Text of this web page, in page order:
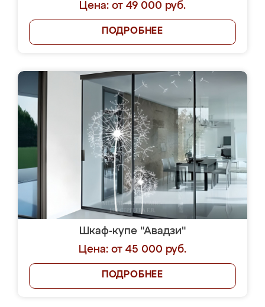
Цена: от 49 000 руб.
ПОДРОБНЕЕ
Шкаф-купе "Авадзи"
Цена: от 45 000 руб.
ПОДРОБНЕЕ